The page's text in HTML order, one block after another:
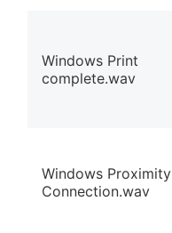
Windows Print
complete.wav
Windows Proximity
Connection.wav